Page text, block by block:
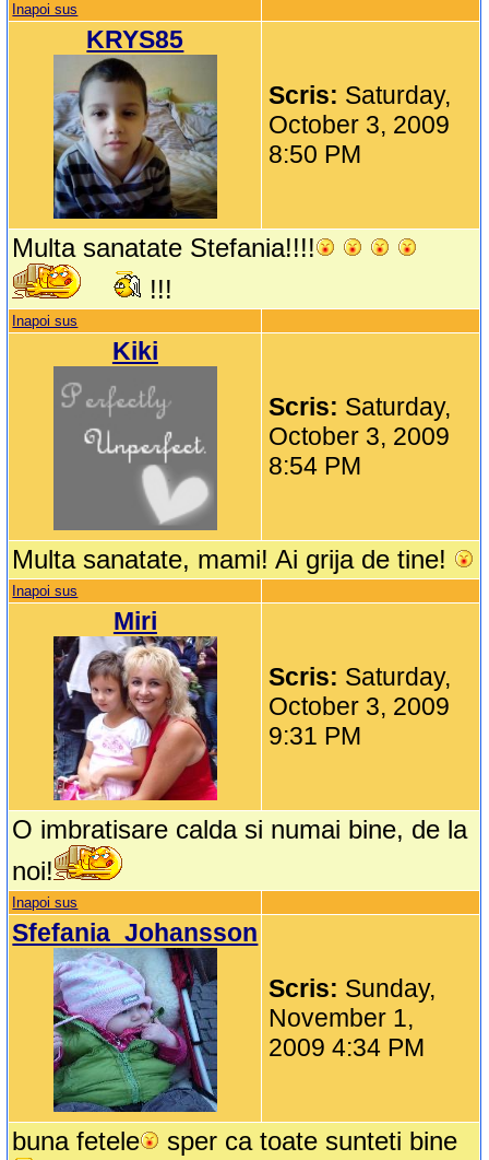
Inapoi sus
KRYS85
Scris: Saturday,
October 3, 2009
8:50 PM
Multa sanatate Stefania!!!!
!!!
Inapoi sus
Kiki
Scris: Saturday,
October 3, 2009
8:54 PM
Multa sanatate, mami! Ai grija de tine!
Inapoi sus
Miri
Scris: Saturday,
October 3, 2009
9:31 PM
O imbratisare calda si numai bine, de la
noi!
Inapoi sus
Sfefania_Johansson
Scris: Sunday,
November 1,
2009 4:34 PM
buna fetele
sper ca toate sunteti bine